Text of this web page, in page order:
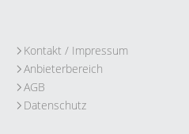
Kontakt / Impressum
Anbieterbereich
AGB
Datenschutz